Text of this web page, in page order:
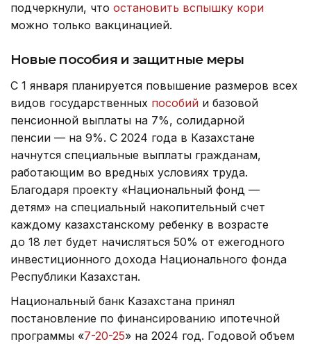
подчеркнули, что остановить вспышку кори
можно только вакцинацией.
Новые пособия и защитные меры
С 1 января планируется повышение размеров всех
видов государственных пособий и базовой
пенсионной выплаты на 7%, солидарной
пенсии — на 9%. С 2024 года в Казахстане
начнутся специальные выплаты гражданам,
работающим во вредных условиях труда.
Благодаря проекту «Национальный фонд —
детям» на специальный накопительный счет
каждому казахстанскому ребенку в возрасте
до 18 лет будет начисляться 50% от ежегодного
инвестиционного дохода Национального фонда
Республики Казахстан.
Национальный банк Казахстана принял
постановление по финансированию ипотечной
программы «7-20-25» на 2024 год. Годовой объем